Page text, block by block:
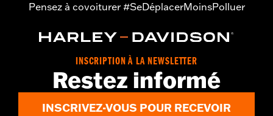
Pensez à covoiturer #SeDéplacerMoinsPolluer
INSCRIPTION À LA NEWSLETTER
Restez informé
INSCRIVEZ-VOUS POUR RECEVOIR